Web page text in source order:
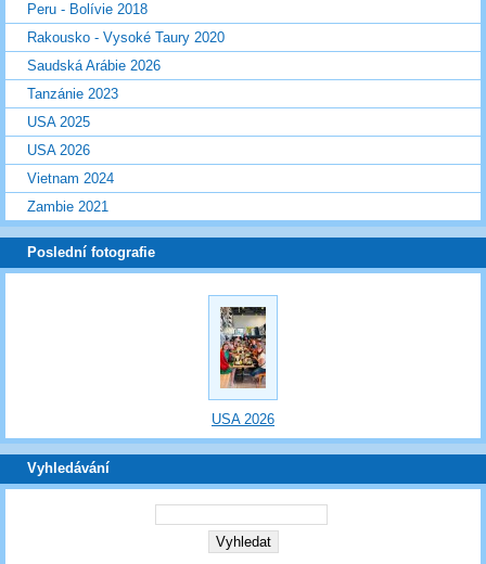
Peru - Bolívie 2018
Rakousko - Vysoké Taury 2020
Saudská Arábie 2026
Tanzánie 2023
USA 2025
USA 2026
Vietnam 2024
Zambie 2021
Poslední fotografie
USA 2026
Vyhledávání